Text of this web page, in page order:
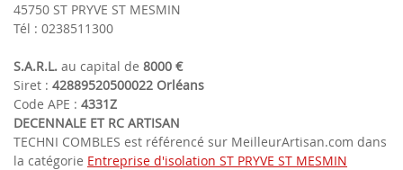
45750 ST PRYVE ST MESMIN
Tél : 0238511300
S.A.R.L. au capital de 8000 €
Siret : 42889520500022 Orléans
Code APE : 4331Z
DECENNALE ET RC ARTISAN
TECHNI COMBLES est référencé sur MeilleurArtisan.com dans
la catégorie Entreprise d'isolation ST PRYVE ST MESMIN